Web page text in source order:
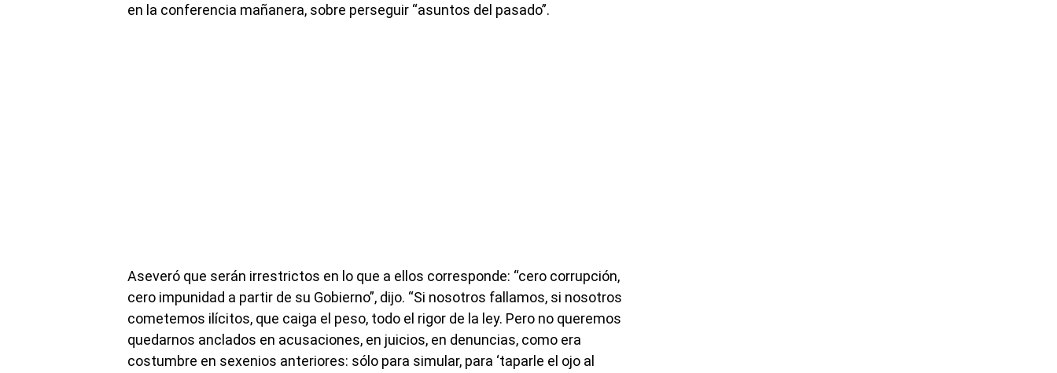
en la conferencia mañanera, sobre perseguir “asuntos del pasado”.
Aseveró que serán irrestrictos en lo que a ellos corresponde: “cero corrupción,
cero impunidad a partir de su Gobierno”, dijo. “Si nosotros fallamos, si nosotros
cometemos ilícitos, que caiga el peso, todo el rigor de la ley. Pero no queremos
quedarnos anclados en acusaciones, en juicios, en denuncias, como era
costumbre en sexenios anteriores: sólo para simular, para ‘taparle el ojo al